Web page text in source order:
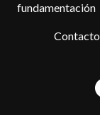
fundamentación
Contacto